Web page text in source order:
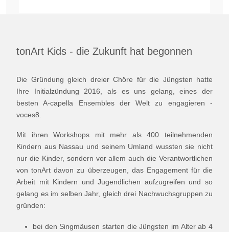
tonArt Kids - die Zukunft hat begonnen
Die Gründung gleich dreier Chöre für die Jüngsten hatte
Ihre Initialzündung 2016, als es uns gelang, eines der
besten A-capella Ensembles der Welt zu engagieren -
voces8.
Mit ihren Workshops mit mehr als 400 teilnehmenden
Kindern aus Nassau und seinem Umland wussten sie nicht
nur die Kinder, sondern vor allem auch die Verantwortlichen
von tonArt davon zu überzeugen, das Engagement für die
Arbeit mit Kindern und Jugendlichen aufzugreifen und so
gelang es im selben Jahr, gleich drei Nachwuchsgruppen zu
gründen:
bei den Singmäusen starten die Jüngsten im Alter ab 4